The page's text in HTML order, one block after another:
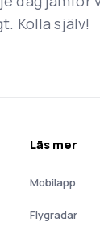
Kolla själv!
Läs mer
Mobilapp
Flygradar